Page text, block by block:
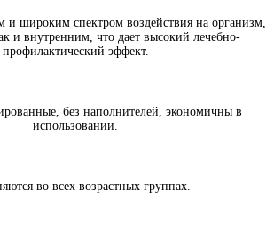
и широким спектром воздействия на организм,
и внутренним, что дает высокий лечебно-
профилактический эффект.
без наполнителей, экономичны в
использовании.
во всех возрастных группах.